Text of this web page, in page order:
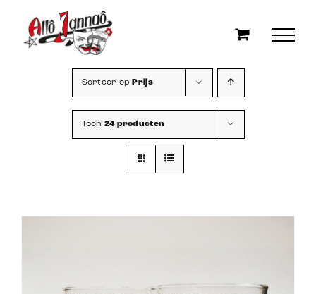
naar
inhoud
Sorteer op Prijs
Toon 24 producten